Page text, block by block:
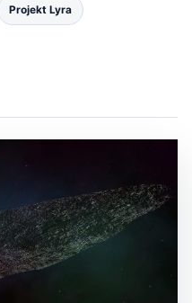
Projekt Lyra